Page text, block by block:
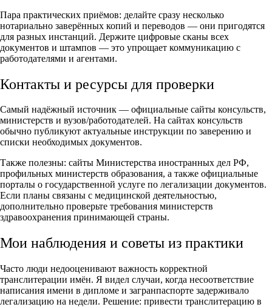
Пара практических приёмов: делайте сразу несколько
нотариально заверённых копий и переводов — они пригодятся
для разных инстанций. Держите цифровые сканы всех
документов и штампов — это упрощает коммуникацию с
работодателями и агентами.
Контакты и ресурсы для проверки
Самый надёжный источник — официальные сайты консульств,
министерств и вузов/работодателей. На сайтах консульств
обычно публикуют актуальные инструкции по заверению и
списки необходимых документов.
Также полезны: сайты Министерства иностранных дел РФ,
профильных министерств образования, а также официальные
порталы о государственной услуге по легализации документов.
Если планы связаны с медицинской деятельностью,
дополнительно проверьте требования министерств
здравоохранения принимающей страны.
Мои наблюдения и советы из практики
Часто люди недооценивают важность корректной
транслитерации имён. Я видел случаи, когда несоответствие
написания имени в дипломе и загранпаспорте задерживало
легализацию на недели. Решение: привести транслитерацию в